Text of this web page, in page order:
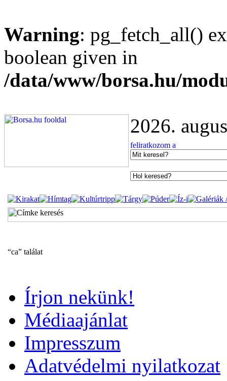
Warning: pg_fetch_all()
boolean given in
/data/www/borsa.hu/
2026.
“ca” találat
Írjon nekünk!
Médiaajánlat
Impresszum
Adatvédelmi nyilatkozat